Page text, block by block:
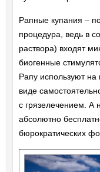
Рапные купания –
процедура, ведь в
раствора) входят
биогенные
Рапу используют на
виде
с грязелечением. А
абсолютно
бюрократических